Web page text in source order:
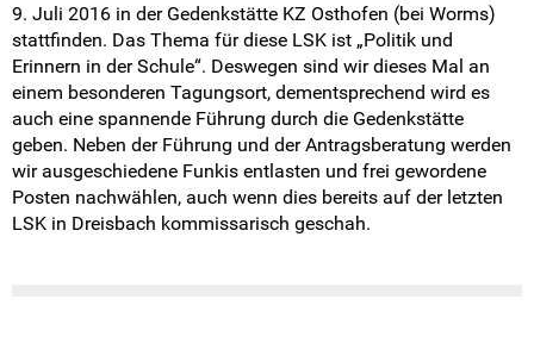
9. Juli 2016 in der Gedenkstätte KZ Osthofen (bei Worms)
stattfinden. Das Thema für diese LSK ist „Politik und
Erinnern in der Schule“. Deswegen sind wir dieses Mal an
einem besonderen Tagungsort, dementsprechend wird es
auch eine spannende Führung durch die Gedenkstätte
geben. Neben der Führung und der Antragsberatung werden
wir ausgeschiedene Funkis entlasten und frei gewordene
Posten nachwählen, auch wenn dies bereits auf der letzten
LSK in Dreisbach kommissarisch geschah.